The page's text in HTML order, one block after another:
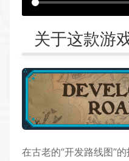
关于这款游
在古老的“开发路线图”